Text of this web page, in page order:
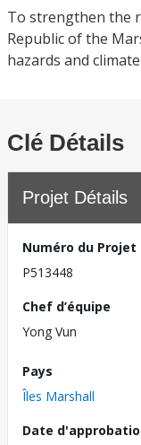
To strengthen the
Republic of the
hazards and
Clé Détails
Projet Détails
Numéro du Projet
P513448
Chef d’équipe
Yong Vun
Pays
Îles Marshall
Date